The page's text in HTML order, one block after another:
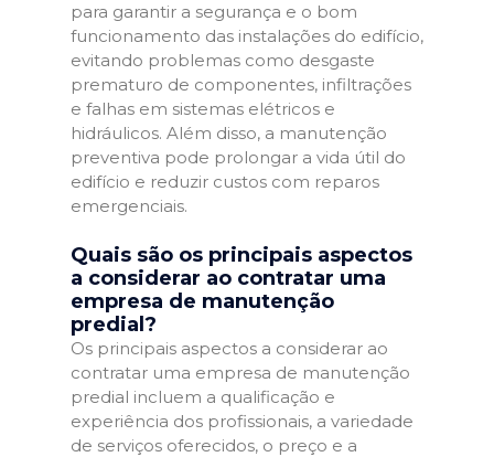
para garantir a segurança e o bom
funcionamento das instalações do edifício,
evitando problemas como desgaste
prematuro de componentes, infiltrações
e falhas em sistemas elétricos e
hidráulicos. Além disso, a manutenção
preventiva pode prolongar a vida útil do
edifício e reduzir custos com reparos
emergenciais.
Quais são os principais aspectos
a considerar ao contratar uma
empresa de manutenção
predial?
Os principais aspectos a considerar ao
contratar uma empresa de manutenção
predial incluem a qualificação e
experiência dos profissionais, a variedade
de serviços oferecidos, o preço e a